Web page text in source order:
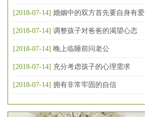
[2018-07-14] 婚姻中的双方首先要自身有爱
[2018-07-14] 调整孩子对爸爸的渴望心态
[2018-07-14] 晚上临睡前问老公
[2018-07-14] 充分考虑孩子的心理需求
[2018-07-14] 拥有非常牢固的自信